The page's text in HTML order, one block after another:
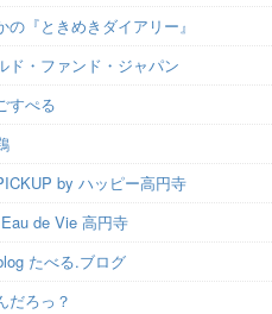
の『ときめきダイアリー』
ド・ファンド・ジャパン
すぺる
by ハッピー高円寺
de Vie 高円寺
たべる.ブログ
だろっ？